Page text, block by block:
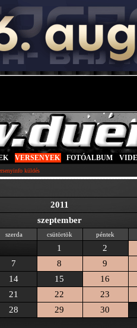
VERSENYEK FOTÓALBUM
küldés
2011
szeptember
szerda csütörtök péntek
1
2
7 8
9
14 15
16
21 22
23
28 29 30